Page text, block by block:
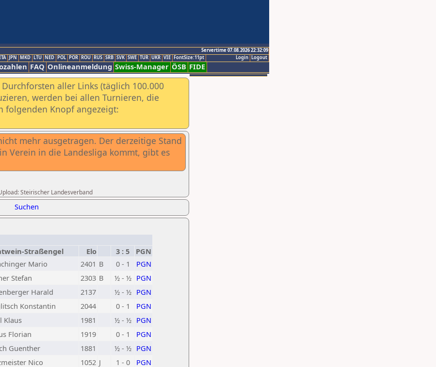
Servertime 07.08.2026 22:32:09
Logout
Login
JPN MKD LTU NED POL POR ROU RUS SRB SVK SWE TUR UKR VIE FontSize:11pt
FAQ Onlineanmeldung Swiss-Manager ÖSB FIDE
aller Links (täglich 100.000
werden bei allen Turnieren, die
folgenden Knopf angezeigt:
mehr ausgetragen. Der derzeitige Stand
Verein in die Landesliga kommt, gibt es
Steirischer Landesverband
Suchen
Straßengel Elo 3 : 5
PGN
Mario 2401 B 0 - 1
PGN
Stefan 2303 B ½ - ½ PGN
Harald 2137 ½ - ½ PGN
Konstantin 2044 0 - 1
PGN
Klaus 1981 ½ - ½ PGN
Florian 1919 0 - 1
PGN
Guenther 1881 ½ - ½ PGN
Nico 1052 J 1 - 0
PGN